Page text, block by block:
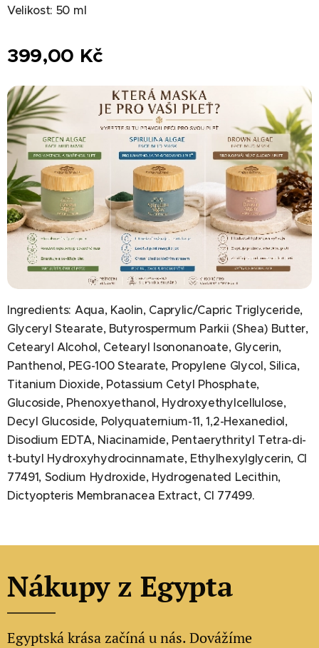
Velikost: 50 ml
399,00 Kč
Ingredients: Aqua, Kaolin, Caprylic/Capric Triglyceride,
Glyceryl Stearate, Butyrospermum Parkii (Shea) Butter,
Cetearyl Alcohol, Cetearyl Isononanoate, Glycerin,
Panthenol, PEG-100 Stearate, Propylene Glycol, Silica,
Titanium Dioxide, Potassium Cetyl Phosphate,
Glucoside, Phenoxyethanol, Hydroxyethylcellulose,
Decyl Glucoside, Polyquaternium-11, 1,2-Hexanediol,
Disodium EDTA, Niacinamide, Pentaerythrityl Tetra-di-
t-butyl Hydroxyhydrocinnamate, Ethylhexylglycerin, CI
77491, Sodium Hydroxide, Hydrogenated Lecithin,
Dictyopteris Membranacea Extract, CI 77499.
Nákupy z Egypta
Egyptská krása začíná u nás. Dovážíme